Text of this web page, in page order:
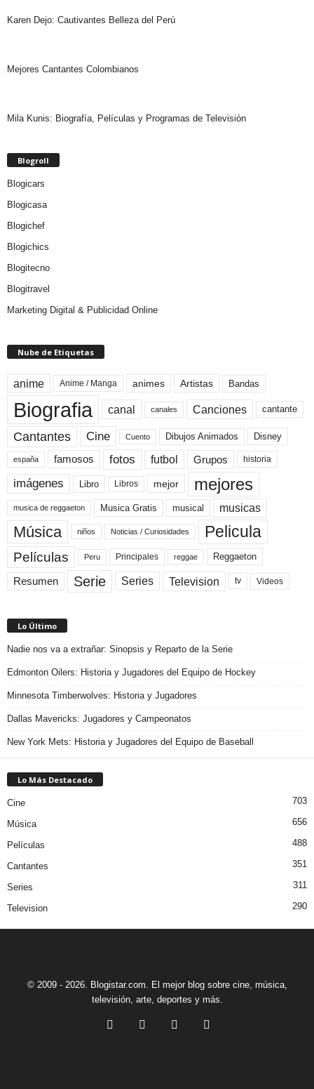
Karen Dejo: Cautivantes Belleza del Perú
Mejores Cantantes Colombianos
Mila Kunis: Biografía, Películas y Programas de Televisión
Blogroll
Blogicars
Blogicasa
Blogichef
Blogichics
Blogitecno
Blogitravel
Marketing Digital & Publicidad Online
Nube de Etiquetas
anime Anime / Manga animes Artistas Bandas
Biografia canal canales Canciones cantante
Cantantes Cine Cuento Dibujos Animados Disney
españa famosos fotos futbol Grupos historia
imágenes Libro Libros mejor mejores
musica de reggaeton Musica Gratis musical musicas
Música niños Noticias / Curiosidades Pelicula
Películas Peru Principales reggae Reggaeton
Resumen Serie Series Television tv Videos
Lo Último
Nadie nos va a extrañar: Sinopsis y Reparto de la Serie
Edmonton Oilers: Historia y Jugadores del Equipo de Hockey
Minnesota Timberwolves: Historia y Jugadores
Dallas Mavericks: Jugadores y Campeonatos
New York Mets: Historia y Jugadores del Equipo de Baseball
Lo Más Destacado
Cine 703
Música 656
Películas 488
Cantantes 351
Series 311
Television 290
© 2009 - 2026. Blogistar.com. El mejor blog sobre cine, música,
televisión, arte, deportes y más.